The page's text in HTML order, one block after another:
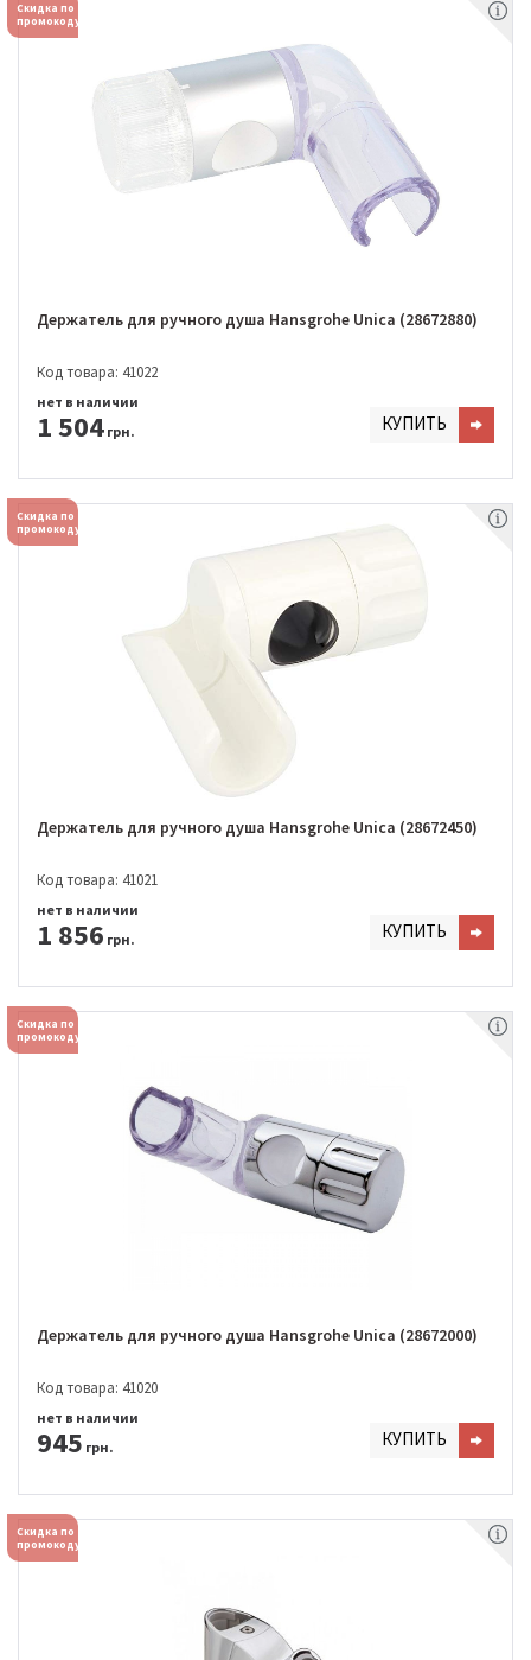
Скидка по
промокоду
Держатель для ручного душа Hansgrohe Unica (28672880)
Код товара: 41022
1 504 грн.
нет в наличии
КУПИТЬ
Скидка по
промокоду
Держатель для ручного душа Hansgrohe Unica (28672450)
Код товара: 41021
1 856 грн.
нет в наличии
КУПИТЬ
Скидка по
промокоду
Держатель для ручного душа Hansgrohe Unica (28672000)
Код товара: 41020
945 грн.
нет в наличии
КУПИТЬ
Скидка по
промокоду